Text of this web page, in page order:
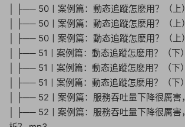
│ ├── 50丨案例篇：動态追蹤怎麽用？（上
│ ├── 50丨案例篇：動态追蹤怎麽用？（上
│ ├── 50丨案例篇：動态追蹤怎麽用？（上
│ ├── 51丨案例篇：動态追蹤怎麽用？（下
│ ├── 51丨案例篇：動态追蹤怎麽用？（下
│ ├── 51丨案例篇：動态追蹤怎麽用？（下
│ ├── 52丨案例篇：服務吞吐量下降很厲
│ ├── 52丨案例篇：服務吞吐量下降很厲害